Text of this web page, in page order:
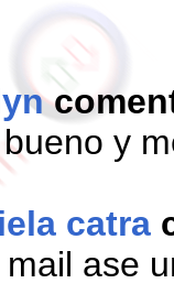
y
catra
ase